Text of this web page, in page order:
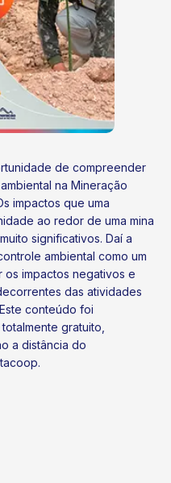
de compreender
na Mineração
impactos que uma
ao redor de uma mina
significativos. Daí a
ambiental como um
os impactos negativos e
das atividades
conteúdo foi
gratuito,
a distância do